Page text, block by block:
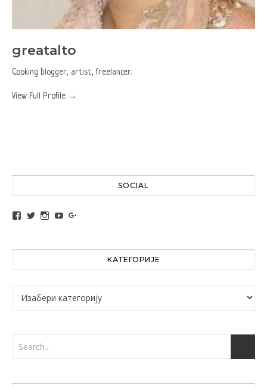
greatalto
Cooking blogger, artist, freelancer.
View Full Profile →
SOCIAL
View altochef’s profile on Facebook
View jovancica73’s profile on Twitter
View jovancica73’s profile on Instagram
View jovancica73’s profile on YouTube
КАТЕГОРИЈЕ
Категорије